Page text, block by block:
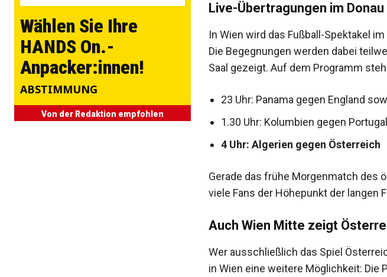
Wählen Sie Ihre
HANDS On.-
Anpacker:innen!
ABSTIMMUNG
Von der Redaktion empfohlen
Live-Übertragungen im
In Wien wird das Fußball-Spektakel
Die Begegnungen werden dabei
Saal gezeigt. Auf dem Programm
23 Uhr: Panama gegen England
1.30 Uhr: Kolumbien gegen Portugal
4 Uhr: Algerien gegen Österreich
Gerade das frühe Morgenmatch
viele Fans der Höhepunkt der langen
Auch Wien Mitte zeigt
Wer ausschließlich das Spiel
in Wien eine weitere Möglichkeit: Die